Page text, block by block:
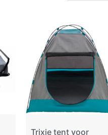
Trixie tent voor